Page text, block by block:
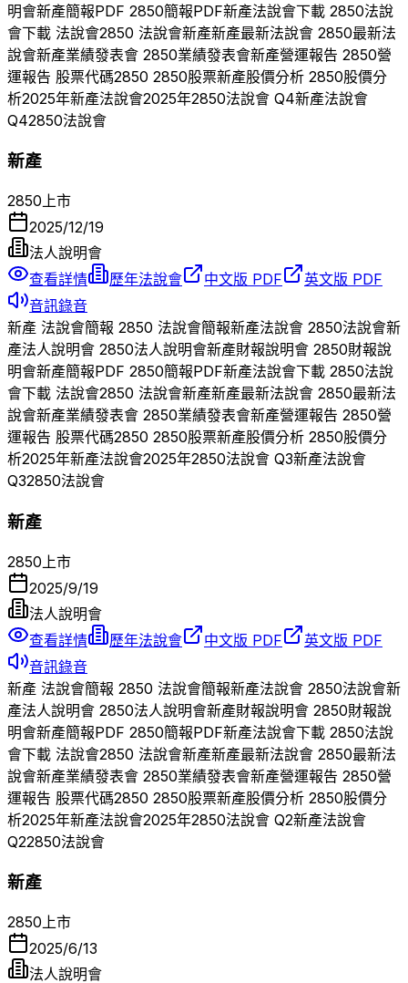
明會新產簡報PDF 2850簡報PDF新產法說會下載 2850法說
會下載 法說會2850 法說會新產新產最新法說會 2850最新法
說會新產業績發表會 2850業績發表會新產營運報告 2850營
運報告 股票代碼2850 2850股票新產股價分析 2850股價分
析2025年新產法說會2025年2850法說會 Q4新產法說會
Q42850法說會
新產
2850上市
2025/12/19
法人說明會
查看詳情
歷年法說會 中文版 PDF
英文版 PDF
音訊錄音
新產 法說會簡報 2850 法說會簡報新產法說會 2850法說會新
產法人說明會 2850法人說明會新產財報說明會 2850財報說
明會新產簡報PDF 2850簡報PDF新產法說會下載 2850法說
會下載 法說會2850 法說會新產新產最新法說會 2850最新法
說會新產業績發表會 2850業績發表會新產營運報告 2850營
運報告 股票代碼2850 2850股票新產股價分析 2850股價分
析2025年新產法說會2025年2850法說會 Q3新產法說會
Q32850法說會
新產
2850 上市
2025/9/19
法人說明會
查看詳情
歷年法說會 中文版 PDF
英文版 PDF
音訊錄音
新產 法說會簡報 2850 法說會簡報新產法說會 2850法說會新
產法人說明會 2850法人說明會新產財報說明會 2850財報說
明會新產簡報PDF 2850簡報PDF新產法說會下載 2850法說
會下載 法說會2850 法說會新產新產最新法說會 2850最新法
說會新產業績發表會 2850業績發表會新產營運報告 2850營
運報告 股票代碼2850 2850股票新產股價分析 2850股價分
析2025年新產法說會2025年2850法說會 Q2新產法說會
Q22850法說會
新產
2850 上市
2025/6/13
法人說明會